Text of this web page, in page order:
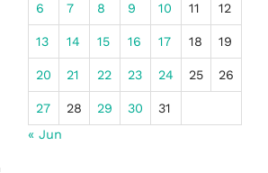
6 7 8 9 10 11 12
13 14 15 16 17 18 19
20 21 22 23 24 25 26
27 28 29 30
31
« Jun